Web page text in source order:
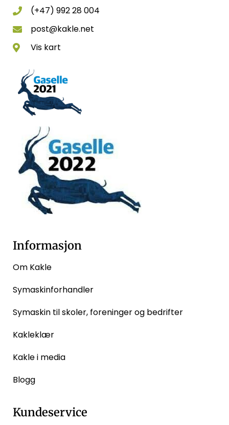
(+47) 992 28 004
post@kakle.net
Vis kart
Informasjon
Om Kakle
Symaskinforhandler
Symaskin til skoler, foreninger og bedrifter
Kakleklær
Kakle i media
Blogg
Kundeservice